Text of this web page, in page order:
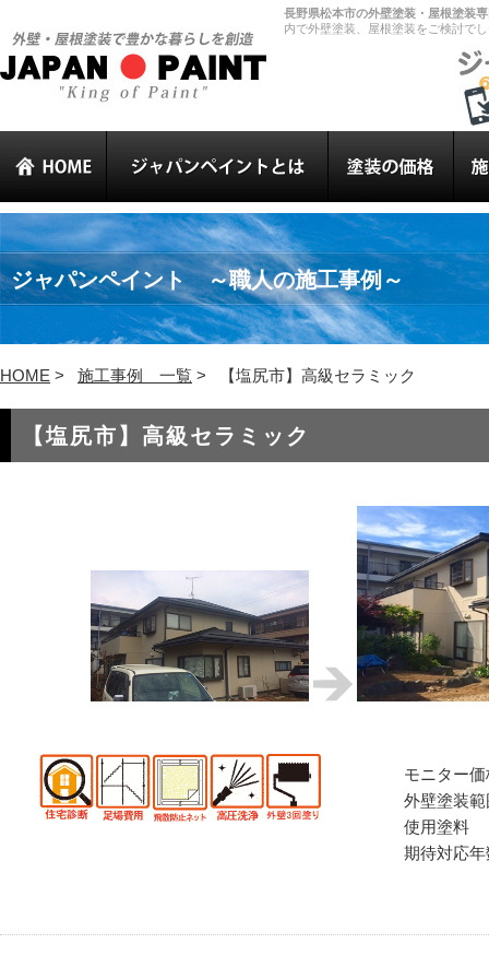
長野県松本市の外壁塗装・屋根塗装
内で外壁塗装、屋根塗装をご検討で
ジャパンペイント ～職人の施工事例～
HOME > 施工事例 一覧 > 【塩尻市】高級セラミック
【塩尻市】高級セラミック
モニター価
外壁塗装範
使用塗料
期待対応年